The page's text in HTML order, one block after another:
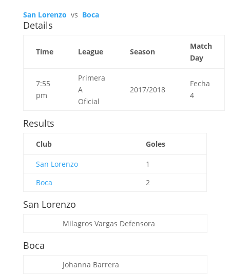
San Lorenzo vs Boca
Details
Time League Season
Match
Day
7:55
pm
Primera
A
Oficial
2017/2018
Fecha
4
Results
Club Goles
San Lorenzo
1
Boca
2
San Lorenzo
Milagros Vargas Defensora
Boca
Johanna Barrera